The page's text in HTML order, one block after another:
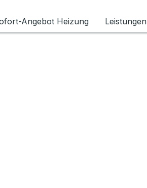
Angebot Heizung
Leistungen